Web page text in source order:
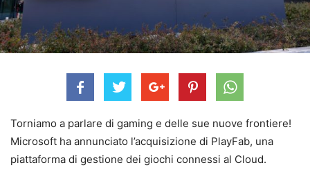
Torniamo a parlare di gaming e delle sue nuove frontiere!
Microsoft ha annunciato l’acquisizione di PlayFab, una
piattaforma di gestione dei giochi connessi al Cloud.